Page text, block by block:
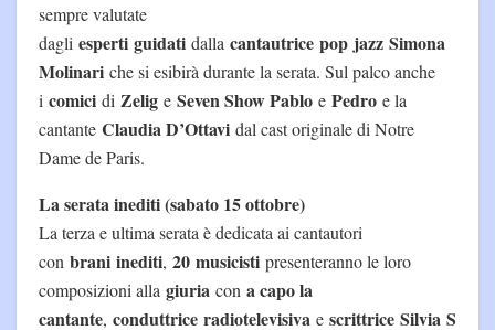
sempre valutate
dagli esperti guidati dalla cantautrice pop jazz Simona
Molinari che si esibirà durante la serata. Sul palco anche
i comici di Zelig e Seven Show Pablo e Pedro e la
cantante Claudia D’Ottavi dal cast originale di Notre
Dame de Paris.
La serata inediti (sabato 15 ottobre)
La terza e ultima serata è dedicata ai cantautori
con brani inediti, 20 musicisti presenteranno le loro
composizioni alla giuria con a capo la
cantante, conduttrice radiotelevisiva e scrittrice Silvia S